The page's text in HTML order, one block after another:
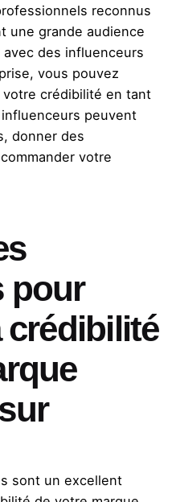
reconnus
une grande audience
des influenceurs
vous pouvez
crédibilité en tant
influenceurs peuvent
donner des
votre
pour
crédibilité
sont un excellent